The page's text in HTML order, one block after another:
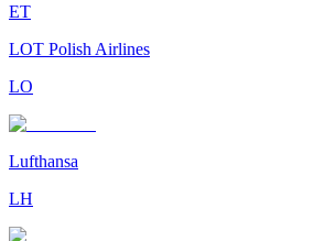
ET
LOT Polish Airlines
LO
Lufthansa
LH